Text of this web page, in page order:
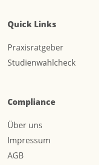
Quick Links
Praxisratgeber
Studienwahlcheck
Compliance
Über uns
Impressum
AGB